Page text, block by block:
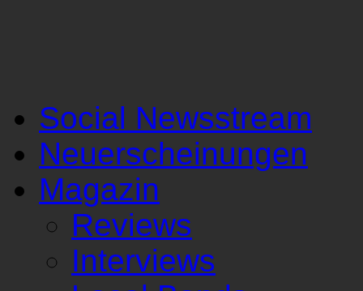
Social Newsstream
Neuerscheinungen
Magazin
Reviews
Interviews